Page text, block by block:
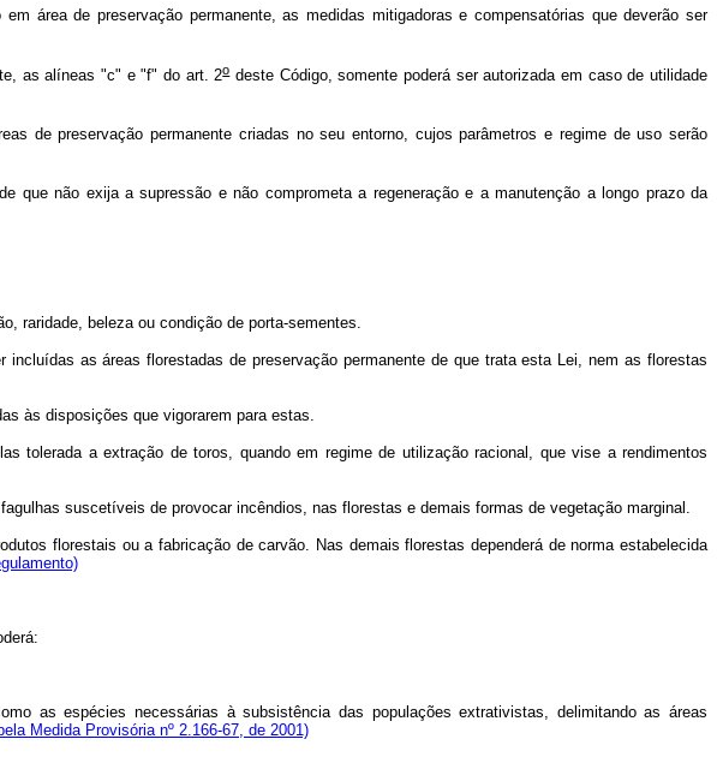
área de preservação permanente, as medidas mitigadoras e compensatórias que deverão ser
as alíneas "c" e "f" do art. 2odeste Código, somente poderá ser autorizada em caso de utilidade
de preservação permanente criadas no seu entorno, cujos parâmetros e regime de uso serão
não exija a supressão e não comprometa a regeneração e a manutenção a longo prazo da
raridade, beleza ou condição de porta-sementes.
as áreas florestadas de preservação permanente de que trata esta Lei, nem as florestas
às disposições que vigorarem para estas.
tolerada a extração de toros, quando em regime de utilização racional, que vise a rendimentos
suscetíveis de provocar incêndios, nas florestas e demais formas de vegetação marginal.
florestais ou a fabricação de carvão. Nas demais florestas dependerá de norma estabelecida
as espécies necessárias à subsistência das populações extrativistas, delimitando as áreas
Medida Provisória nº 2.166-67, de 2001)